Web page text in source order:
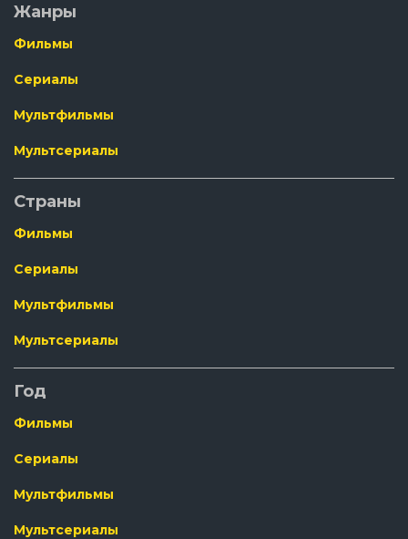
Жанры
Фильмы
Сериалы
Мультфильмы
Мультсериалы
Страны
Фильмы
Сериалы
Мультфильмы
Мультсериалы
Год
Фильмы
Сериалы
Мультфильмы
Мультсериалы